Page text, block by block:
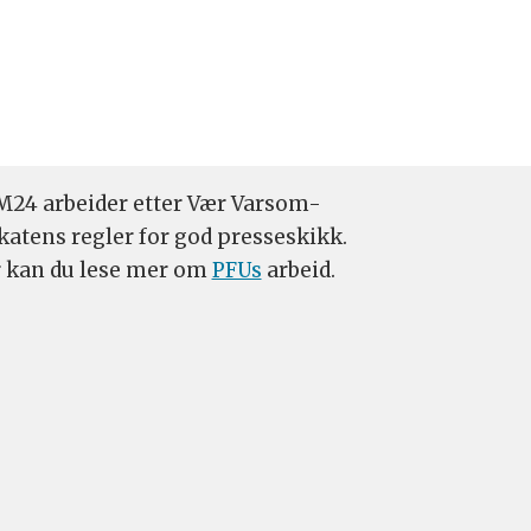
arbeider etter Vær Varsom-
regler for god presseskikk.
kan du lese mer omPFUs arbeid.